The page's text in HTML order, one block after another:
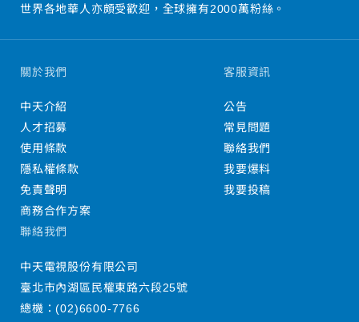
世界各地華人亦頗受歡迎，全球擁有2000萬粉絲。
關於我們
中天介紹
人才招募
使用條款
隱私權條款
免責聲明
商務合作方案
客服資訊
公告
常見問題
聯絡我們
我要爆料
我要投稿
聯絡我們
中天電視股份有限公司
臺北市內湖區民權東路六段25號
總機：(02)6600-7766